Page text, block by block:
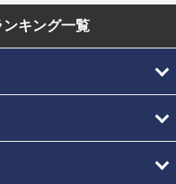
ンキング一覧